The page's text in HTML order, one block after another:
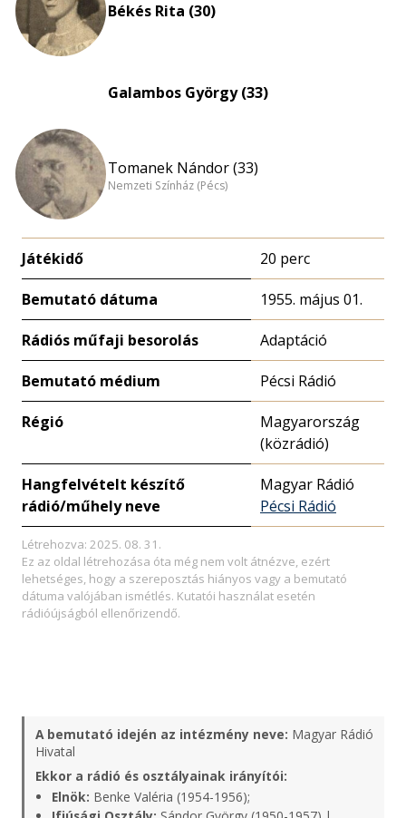
Békés Rita (30)
Galambos György (33)
Tomanek Nándor (33)
Nemzeti Színház (Pécs)
Játékidő 20 perc
Bemutató dátuma 1955. május 01.
Rádiós műfaji besorolás Adaptáció
Bemutató médium Pécsi Rádió
Régió
Magyarország
(közrádió)
Hangfelvételt készítő
rádió/műhely neve
Magyar Rádió
Pécsi Rádió
Létrehozva: 2025. 08. 31.
Ez az oldal létrehozása óta még nem volt átnézve, ezért
lehetséges, hogy a szereposztás hiányos vagy a bemutató
dátuma valójában ismétlés. Kutatói használat esetén
rádióújságból ellenőrizendő.
A bemutató idején az intézmény neve: Magyar Rádió
Hivatal
Ekkor a rádió és osztályainak irányítói:
Elnök: Benke Valéria (1954-1956);